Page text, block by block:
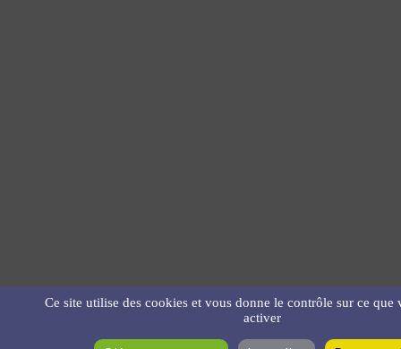
Ce site utilise des cookies et vous donne le contrôle sur ce que
activer